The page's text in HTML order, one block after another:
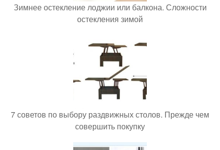
Зимнее остекление лоджии или балкона. Сложности
остекления зимой
7 советов по выбору раздвижных столов. Прежде чем
совершить покупку